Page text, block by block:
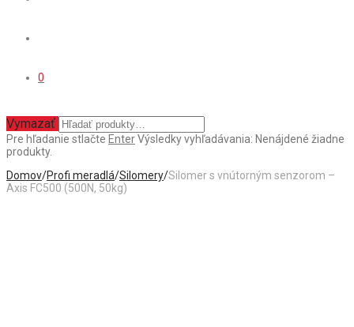
0
Vymazať
Pre hľadanie stlačte EnterVýsledky vyhľadávania: Nenájdené žiadne
produkty.
Domov/Profi meradlá/Silomery/Silomer s vnútorným senzorom –
Axis FC500 (500N, 50kg)